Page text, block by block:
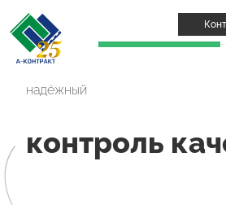
надёжный
контроль